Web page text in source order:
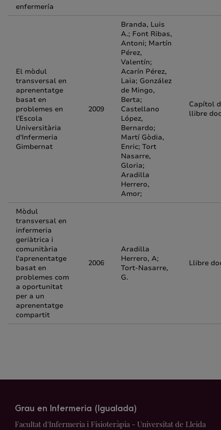
enfermería
El mòdul
transversal en
aprenentatge
basat en
problemes en
l'Escola
Universitària
d'Infermeria
Gimbernat
2009
Branda, Luis
A.; Font Ribas,
Antoni; Martín
Pérez,
Valentín;
Acarín Pérez,
Laia; González
de Mingo,
Berta;
Castellano
López,
Bernardo;
Martí Gòdia,
Enric; Tort
Nasarre,
Gloria;
Aradilla
Herrero,
Amor;
Capítol
llibre
Mòdul
transversal en
infermeria
geriàtrica i
comunitària
l'aprenentatge
basat en
problemes com
a oportunitat
per a un
aprenentatge
compartit
2006
Aradilla
Herrero, A;
Tort-Nasarre,
G.
Llibre
Grau en Infermeria (Igualada)
Facultat d'Infermeria i Fisioteràpia - Universitat de Lleida